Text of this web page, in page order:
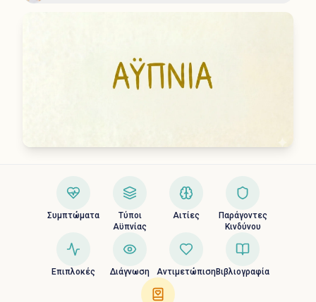
Συμπτώματα
Τύποι
Αϋπνίας
Αιτίες
Παράγοντες
Κινδύνου
Επιπλοκές Διάγνωση ΑντιμετώπισηΒιβλιογραφία